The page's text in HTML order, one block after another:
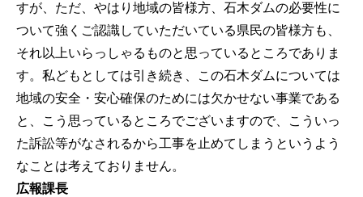
すが、ただ、やはり地域の皆様方、石木ダムの必要性に
ついて強くご認識していただいている県民の皆様方も、
それ以上いらっしゃるものと思っているところでありま
す。私どもとしては引き続き、この石木ダムについては
地域の安全・安心確保のためには欠かせない事業である
と、こう思っているところでございますので、こういっ
た訴訟等がなされるから工事を止めてしまうというよう
なことは考えておりません。
広報課長